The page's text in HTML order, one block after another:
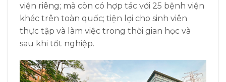
viện riêng; mà còn có hợp tác với 25 bệnh viện
khác trên toàn quốc; tiện lợi cho sinh viên
thực tập và làm việc trong thời gian học và
sau khi tốt nghiệp.